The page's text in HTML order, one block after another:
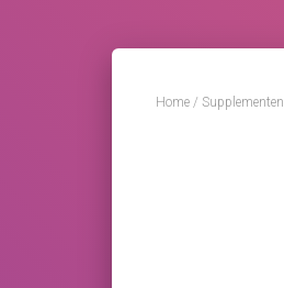
Home / Supplementen